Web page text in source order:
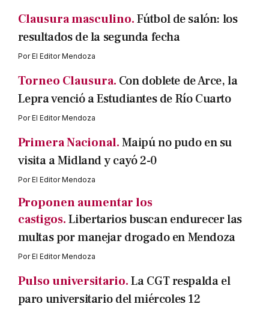
Clausura masculino.Fútbol de salón: los
resultados de la segunda fecha
PorEl Editor Mendoza
Torneo Clausura. Con doblete de Arce, la
Lepra venció a Estudiantes de Río Cuarto
PorEl Editor Mendoza
Primera Nacional.Maipú no pudo en su
visita a Midland y cayó 2-0
PorEl Editor Mendoza
Proponen aumentar los
castigos.Libertarios buscan endurecer las
multas por manejar drogado en Mendoza
PorEl Editor Mendoza
Pulso universitario.La CGT respalda el
paro universitario del miércoles 12